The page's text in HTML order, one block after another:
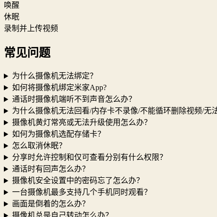
唤醒
休眠
录制并上传视频
常见问题
为什么摄像机无法绑定？
如何将摄像机绑定米家App?
通话时摄像机端听不到声音怎么办？
为什么摄像机无法回看/内存卡不录像/不能循环删除视频/无
摄像机黄灯常亮或无法升级使用怎么办？
如何为摄像机选配存储卡？
怎么取消休眠？
分享时允许控制和仅可查看分别有什么权限？
通话时有回声怎么办？
摄像机安全设置中的密码忘了怎么办？
一台摄像机最多支持几个手机同时观看？
画面是倒着的怎么办？